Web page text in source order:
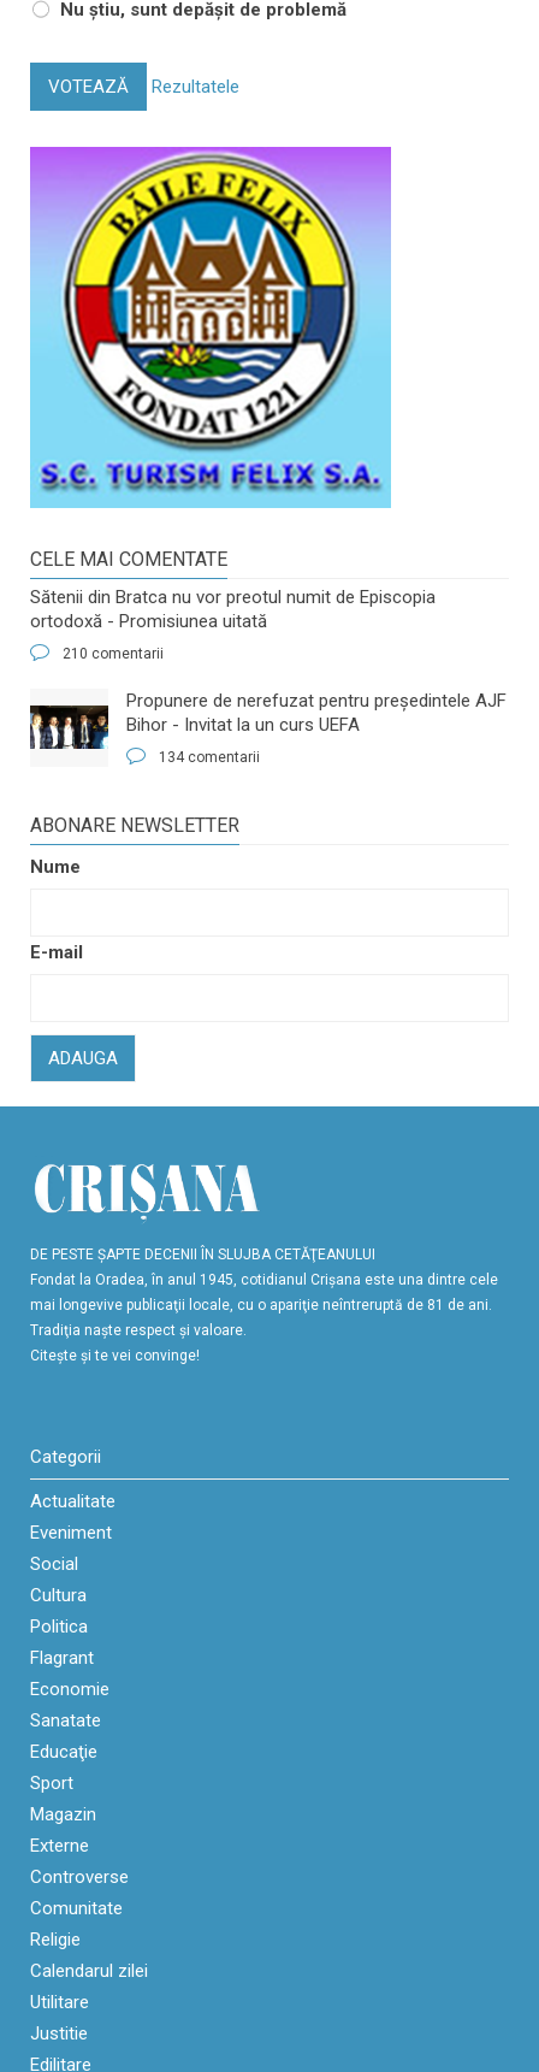
Nu știu, sunt depășit de problemă
VOTEAZĂ Rezultatele
CELE MAI COMENTATE
Sătenii din Bratca nu vor preotul numit de Episcopia
ortodoxă - Promisiunea uitată
210 comentarii
​Propunere de nerefuzat pentru preşedintele AJF
Bihor - Invitat la un curs UEFA
134 comentarii
ABONARE NEWSLETTER
Nume
E-mail
ADAUGA
DE PESTE ŞAPTE DECENII ÎN SLUJBA CETĂŢEANULUI
Fondat la Oradea, în anul 1945, cotidianul Crişana este una dintre cele
mai longevive publicaţii locale, cu o apariţie neîntreruptă de 81 de ani.
Tradiţia naşte respect şi valoare.
Citeşte şi te vei convinge!
Categorii
Actualitate
Eveniment
Social
Cultura
Politica
Flagrant
Economie
Sanatate
Educaţie
Sport
Magazin
Externe
Controverse
Comunitate
Religie
Calendarul zilei
Utilitare
Justitie
Edilitare